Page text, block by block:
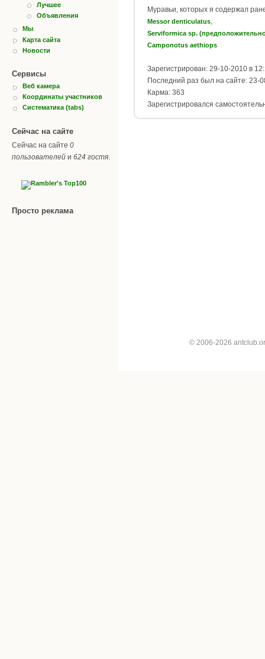
Лучшее
Объявления
Мы
Карта сайта
Новости
Сервисы
Веб камера
Координаты участников
Систематика (tabs)
Сейчас на сайте
Сейчас на сайте 0
пользователей и 624 гостя.
Просто реклама
Муравьи, которых я содержал
Messor denticulatus
Serviformica sp.
Camponotus aethiops
Зарегистрирован: 29-10-2010 в
Последний раз был на сайте: 23-
Карма: 363
Зарегистрировался
© 2006-2026